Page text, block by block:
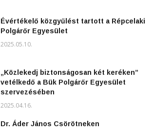
Évértékelő közgyűlést tartott a Répcelaki
Polgárőr Egyesület
2025.05.10.
„Közlekedj biztonságosan két keréken”
vetélkedő a Bük Polgárőr Egyesület
szervezésében
2025.04.16.
Dr. Áder János Csörötneken